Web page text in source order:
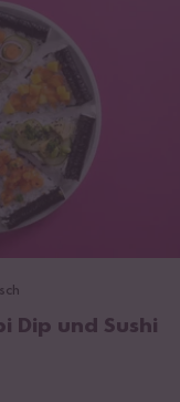
Dip und Sushi